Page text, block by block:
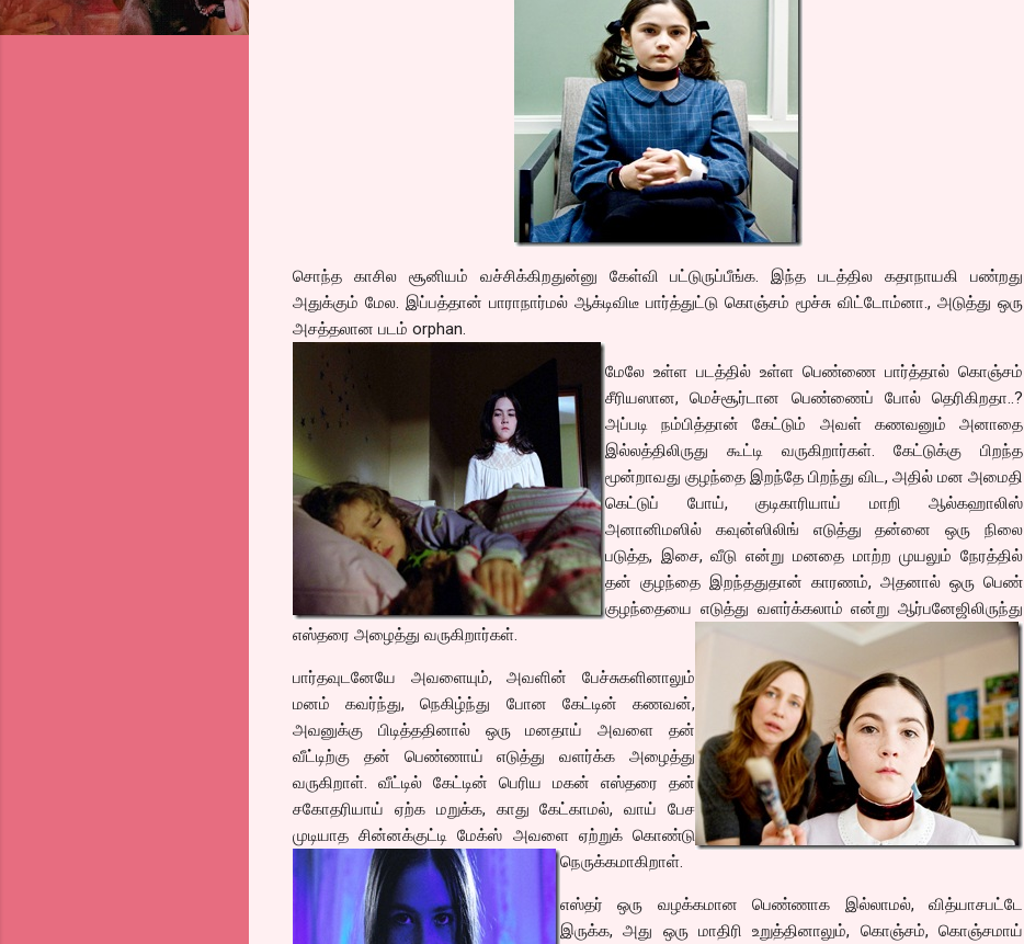
சொந்த காசில சூனியம் வச்சிக்கிறதுன்னு கேள்வி பட்டுருப்பீங்க. இந்த படத்தில கதாநாயகி பண்றது
அதுக்கும் மேல. இப்பத்தான் பாராநார்மல் ஆக்டிவிடீ பார்த்துட்டு கொஞ்சம் மூச்சு விட்டோம்னா., அடுத்து ஒரு
அசத்தலான படம் orphan.
மேலே உள்ள படத்தில் உள்ள பெண்ணை பார்த்தால் கொஞ்சம்
சீரியஸான, மெச்சூர்டான பெண்ணைப் போல் தெரிகிறதா..?
அப்படி நம்பித்தான் கேட்டும் அவள் கணவனும் அனாதை
இல்லத்திலிருது கூட்டி வருகிறார்கள். கேட்டுக்கு பிறந்த
மூன்றாவது குழந்தை இறந்தே பிறந்து விட, அதில் மன அமைதி
கெட்டுப் போய், குடிகாரியாய் மாறி ஆல்கஹாலிஸ்
அனானிமஸில் கவுன்ஸிலிங் எடுத்து தன்னை ஒரு நிலை
படுத்த, இசை, வீடு என்று மனதை மாற்ற முயலும் நேரத்தில்
தன் குழந்தை இறந்ததுதான் காரணம், அதனால் ஒரு பெண்
குழந்தையை எடுத்து வளர்க்கலாம் என்று ஆர்பனேஜிலிருந்து
எஸ்தரை அழைத்து வருகிறார்கள்.
பார்தவுடனேயே அவளையும், அவளின் பேச்சுகளினாலும்
மனம் கவர்ந்து, நெகிழ்ந்து போன கேட்டின் கணவன்,
அவனுக்கு பிடித்ததினால் ஒரு மனதாய் அவளை தன்
வீட்டிற்கு தன் பெண்ணாய் எடுத்து வளர்க்க அழைத்து
வருகிறாள். வீட்டில் கேட்டின் பெரிய மகன் எஸ்தரை தன்
சகோதரியாய் ஏற்க மறுக்க, காது கேட்காமல், வாய் பேச
முடியாத சின்னக்குட்டி மேக்ஸ் அவளை ஏற்றுக் கொண்டு
நெருக்கமாகிறாள்.
எஸ்தர் ஒரு வழக்கமான பெண்ணாக இல்லாமல், வித்யாசபட்டே
இருக்க, அது ஒரு மாதிரி உறுத்தினாலும், கொஞ்சம், கொஞ்சமாய்